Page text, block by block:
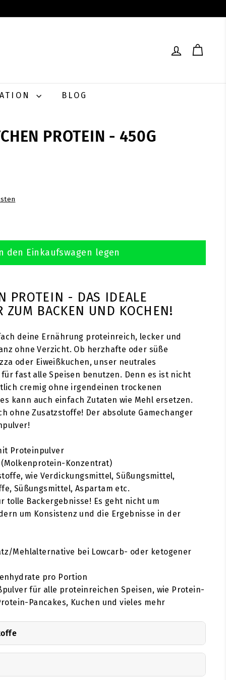
BLOG
PROTEIN - 450G
den Einkaufswagen legen
PROTEIN - DAS IDEALE
ZUM BACKEN UND KOCHEN!
deine Ernährung proteinreich, lecker und
ohne Verzicht. Ob herzhafte oder süße
oder Eiweißkuchen, unser neutrales
fast alle Speisen benutzen. Denn es ist nicht
cremig ohne irgendeinen trockenen
kann auch einfach Zutaten wie Mehl ersetzen.
ohne Zusatzstoffe! Der absolute Gamechanger
Proteinpulver
(Molkenprotein-Konzentrat)
wie Verdickungsmittel, Süßungsmittel,
Süßungsmittel, Aspartam etc.
tolle Backergebnisse! Es geht nicht um
um Konsistenz und die Ergebnisse in der
Mehlalternative bei Lowcarb- oder ketogener
pro Portion
für alle proteinreichen Speisen, wie Protein-
Pancakes, Kuchen und vieles mehr